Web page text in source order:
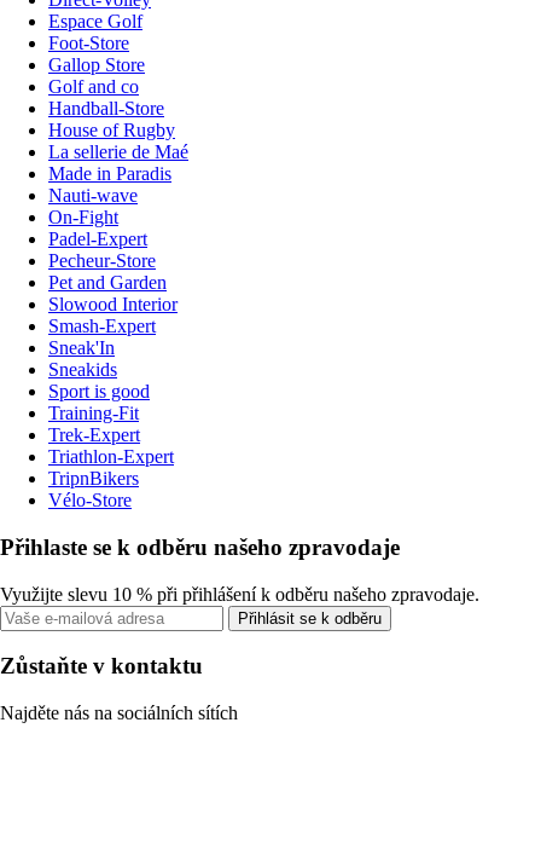
Espace Golf
Foot-Store
Gallop Store
Golf and co
Handball-Store
House of Rugby
La sellerie de Maé
Made in Paradis
Nauti-wave
On-Fight
Padel-Expert
Pecheur-Store
Pet and Garden
Slowood Interior
Smash-Expert
Sneak'In
Sneakids
Sport is good
Training-Fit
Trek-Expert
Triathlon-Expert
TripnBikers
Vélo-Store
Přihlaste se k odběru našeho zpravodaje
Využijte slevu 10 % při přihlášení k odběru našeho zpravodaje.
Přihlásit se k odběru
Zůstaňte v kontaktu
Najděte nás na sociálních sítích